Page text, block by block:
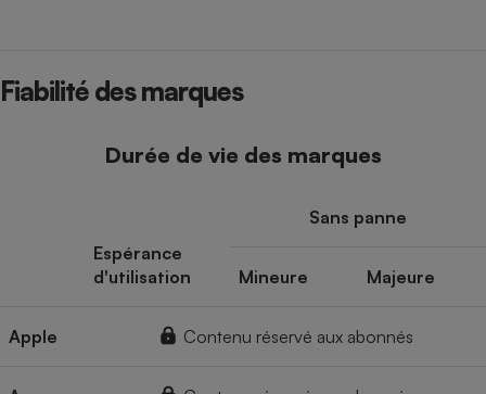
Fiabilité des marques
Durée de vie des marques
Espérance
d'utilisation
Sans panne
Mineure Majeure
Apple Contenu réservé aux abonnés